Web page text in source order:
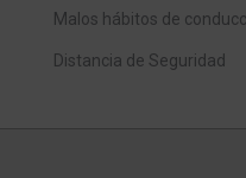
Malos hábitos de
Distancia de Seguridad